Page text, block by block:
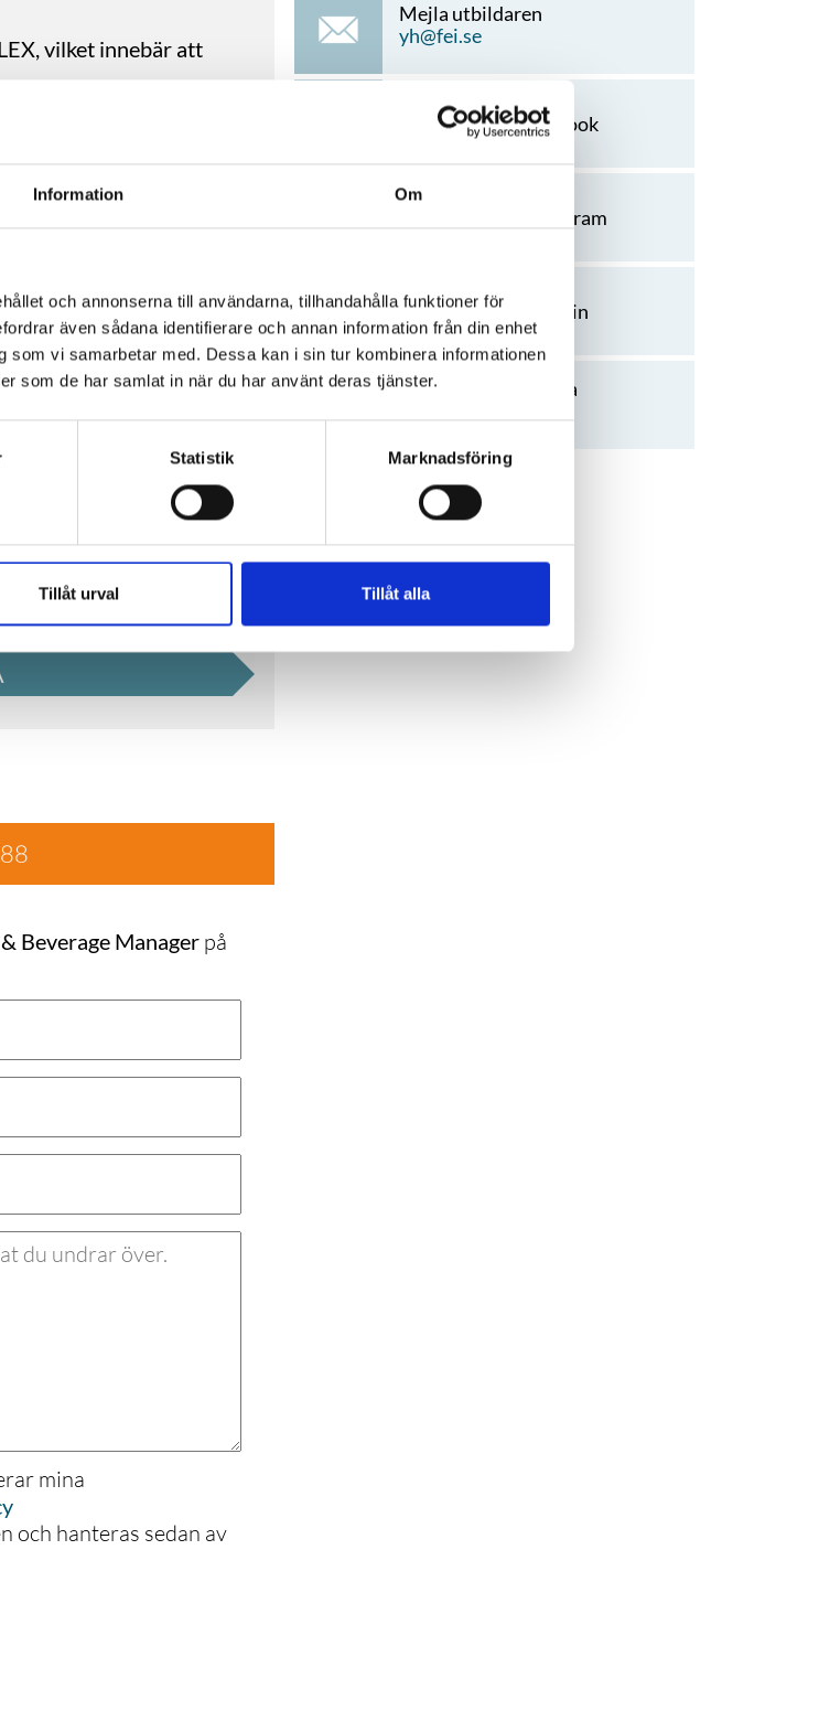
Information Om
och annonserna till användarna, tillhandahålla funktioner för
även sådana identifierare och annan information från din enhet
som vi samarbetar med. Dessa kan i sin tur kombinera informationen
som de har samlat in när du har använt deras tjänster.
Statistik Marknadsföring
Tillåt urval Tillåt alla
vilket innebär att
vår ledande
oavsett om du deltar i
online i realtid.
i arbete. LIA är
kunskaper och lära
och
om LIA.
för
eller motsvarande,
behörigheter
och
Beverage Manager på
mina
och hanteras sedan av
Mejla utbildaren
yh@fei.se
Utbildaren på facebook
Utbildaren på instagram
Utbildaren på linkedin
Utbildarens hemsida